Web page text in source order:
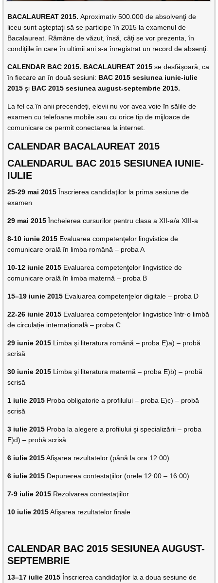
BACALAUREAT 2015.Aproximativ 500.000 de absolvenţi de
liceu sunt aşteptaţi să se participe în 2015 la examenul de
Bacalaureat. Rămâne de văzut, însă, câţi se vor prezenta, în
condiţiile în care în ultimii ani s-a înregistrat un record de absenţi.
CALENDAR BAC 2015. BACALAUREAT 2015 se desfăşoară, ca
în fiecare an în două sesiuni: BAC 2015 sesiunea iunie-iulie
2015 şi BAC 2015 sesiunea august-septembrie 2015.
La fel ca în anii precendeți, elevii nu vor avea voie în sălile de
examen cu telefoane mobile sau cu orice tip de mijloace de
comunicare ce permit conectarea la internet.
CALENDAR BACALAUREAT 2015
CALENDARUL BAC 2015 SESIUNEA IUNIE-
IULIE
25-29 mai 2015 Înscrierea candidaţilor la prima sesiune de
examen
29 mai 2015 Încheierea cursurilor pentru clasa a XII-a/a XIII-a
8-10 iunie 2015 Evaluarea competenţelor lingvistice de
comunicare orală în limba română – proba A
10-12 iunie 2015 Evaluarea competenţelor lingvistice de
comunicare orală în limba maternă – proba B
15–19 iunie 2015 Evaluarea competenţelor digitale – proba D
22-26 iunie 2015 Evaluarea competenţelor lingvistice într-o limbă
de circulație internațională – proba C
29 iunie 2015 Limba şi literatura română – proba E)a) – probă
scrisă
30 iunie 2015 Limba şi literatura maternă – proba E)b) – probă
scrisă
1 iulie 2015 Proba obligatorie a profilului – proba E)c) – probă
scrisă
3 iulie 2015 Proba la alegere a profilului şi specializării – proba
E)d) – probă scrisă
6 iulie 2015Afişarea rezultatelor (până la ora 12:00)
6 iulie 2015 Depunerea contestaţiilor (orele 12:00 – 16:00)
7-9 iulie 2015 Rezolvarea contestaţiilor
10 iulie 2015Afişarea rezultatelor finale
CALENDAR BAC 2015 SESIUNEA AUGUST-
SEPTEMBRIE
13–17 iulie 2015 Înscrierea candidaţilor la a doua sesiune de